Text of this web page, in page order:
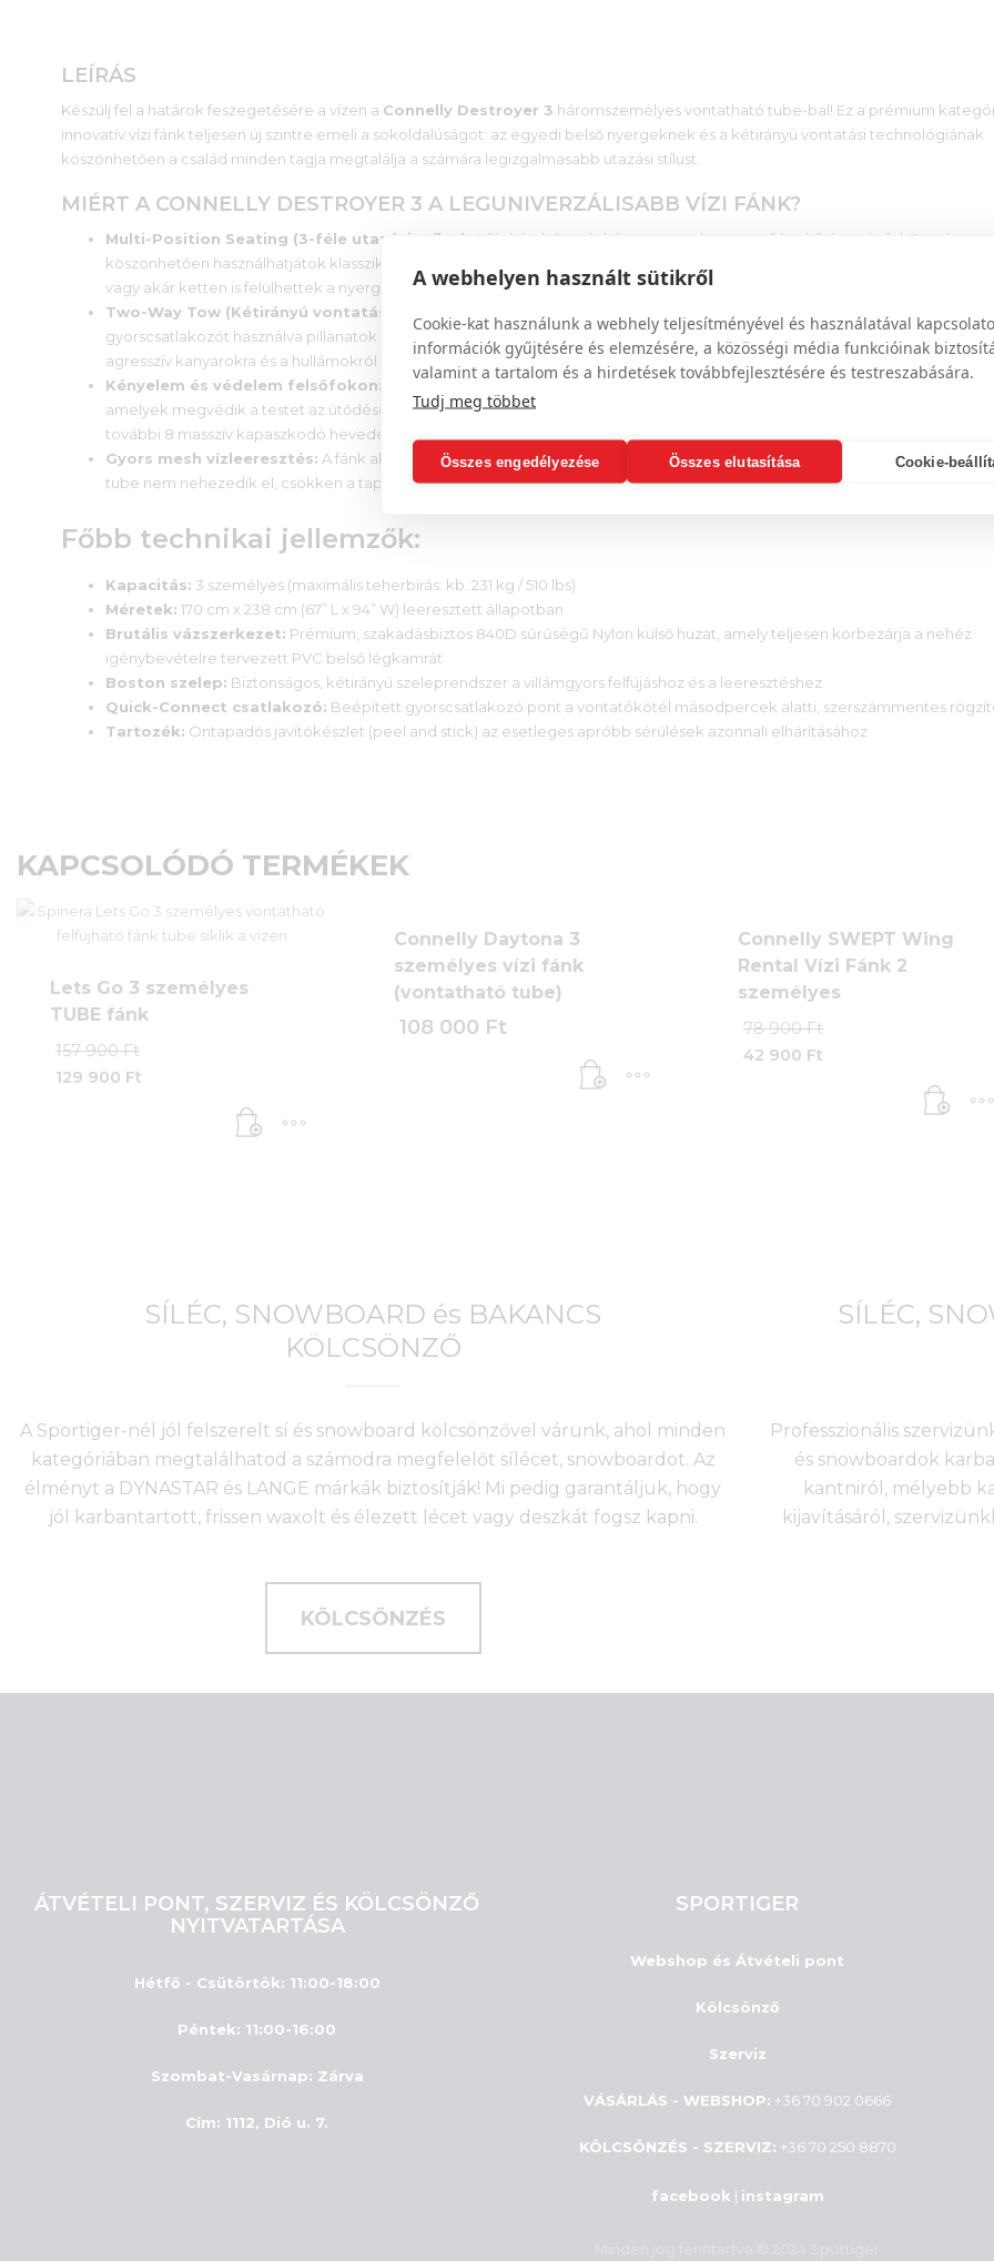
LEÍRÁS
Készülj fel a határok feszegetésére a vízen a Connelly Destroyer 3 háromszemélyes vontatható tube-bal! Ez a prémium
innovatív vízi fánk teljesen új szintre emeli a sokoldalúságot: az egyedi belső nyergeknek és a kétirányú vontatási technológiának
köszönhetően a család minden tagja megtalálja a számára legizgalmasabb utazási stílust.
MIÉRT A CONNELLY DESTROYER 3 A LEGUNIVERZÁLISABB VÍZI FÁNK?
Multi-Position Seating (3-féle utazási stílus):
A fánk belső terét két megemelt „nyereg” (saddle) osztja fel. Ennek
köszönhetően használhatjátok klasszikus, biztonságos és mély üléspozíciójú pilótafülkeként (cockpit), térdelő „fogatként”
vagy akár ketten is felülhettek a nyergekre lóháton ülő, dinamikus pozícióban.
Two-Way Tow (Kétirányú vontatás):
gyorscsatlakozót használva pillanatok alatt megváltoztathatod a tube viselkedését a vízen. Válts a kényelmes suhanásról az
agresszív kanyarokra és a hullámokról való elrugaszkodásokra!
Kényelem és védelem felsőfokon:
A strapabíró huzaton 5 stratégiailag elhelyezett, puha EVA habszivacs párna található,
amelyek megvédik a testet az ütődésektől. A biztonságról 6 teljesen párnázott, neoprén bütyökvédős (knuckle guards)
további 8 masszív kapaszkodó heveder gondoskodik.
Gyors mesh vízleeresztés: A fánk alja rejtett hálós (mesh) szerkezetű, amely menet közben azonnal elvezeti a beömlő
tube nem nehezedik el, csökken a tapadás a vízen, és a vontatóhajó is könnyebben éri el a végsebességét.
Főbb technikai jellemzők:
Kapacitás: 3 személyes (maximális teherbírás: kb. 231 kg / 510 lbs)
Méretek: 170 cm x 238 cm (67” L x 94” W) leeresztett állapotban
Brutális vázszerkezet: Prémium, szakadásbiztos 840D sűrűségű Nylon külső huzat, amely teljesen körbezárja a nehéz
igénybevételre tervezett PVC belső légkamrát
Boston szelep: Biztonságos, kétirányú szeleprendszer a villámgyors felfújáshoz és a leeresztéshez
Quick-Connect csatlakozó: Beépített gyorscsatlakozó pont a vontatókötél másodpercek alatti, szerszámmentes
Tartozék: Öntapadós javítókészlet (peel and stick) az esetleges apróbb sérülések azonnali elhárításához
KAPCSOLÓDÓ TERMÉKEK
Lets Go 3 személyes
TUBE fánk
157 900Ft
129 900 Ft
Connelly Daytona 3
személyes vízi fánk
(vontatható tube)
108 000 Ft
Connelly SWEPT Wing
Rental Vízi Fánk 2
személyes
78 900Ft
42 900 Ft
SÍLÉC, SNOWBOARD és BAKANCS
KÖLCSÖNZŐ
A Sportiger-nél jól felszerelt sí és snowboard kölcsönzővel várunk, ahol minden
kategóriában megtalálhatod a számodra megfelelőt sílécet, snowboardot. Az
élményt a DYNASTAR és LANGE márkák biztosítják! Mi pedig garantáljuk, hogy
jól karbantartott, frissen waxolt és élezett lécet vagy deszkát fogsz kapni.
KÖLCSÖNZÉS
SÍLÉC,
Professzionális
és snowboardok
kantniról, mélyebb
kijavításáról,
ÁTVÉTELI PONT, SZERVIZ ÉS KÖLCSÖNZŐ
NYITVATARTÁSA
Hétfő - Csütörtök: 11:00-18:00
Péntek: 11:00-16:00
Szombat-Vasárnap: Zárva
Cím: 1112, Dió u. 7.
SPORTIGER
Webshop és Átvételi pont
Kölcsönző
Szerviz
VÁSÁRLÁS - WEBSHOP: +36 70 902 0666
KÖLCSÖNZÉS - SZERVIZ: +36 70 250 8870
facebook | instagram
A webhelyen használt sütikről
Cookie-kat használunk a webhely teljesítményével és használatával
információk gyűjtésére és elemzésére, a közösségi média funkcióinak
valamint a tartalom és a hirdetések továbbfejlesztésére és testreszabására.
Tudj meg többet
Összes engedélyezése Összes elutasítása Cookie-